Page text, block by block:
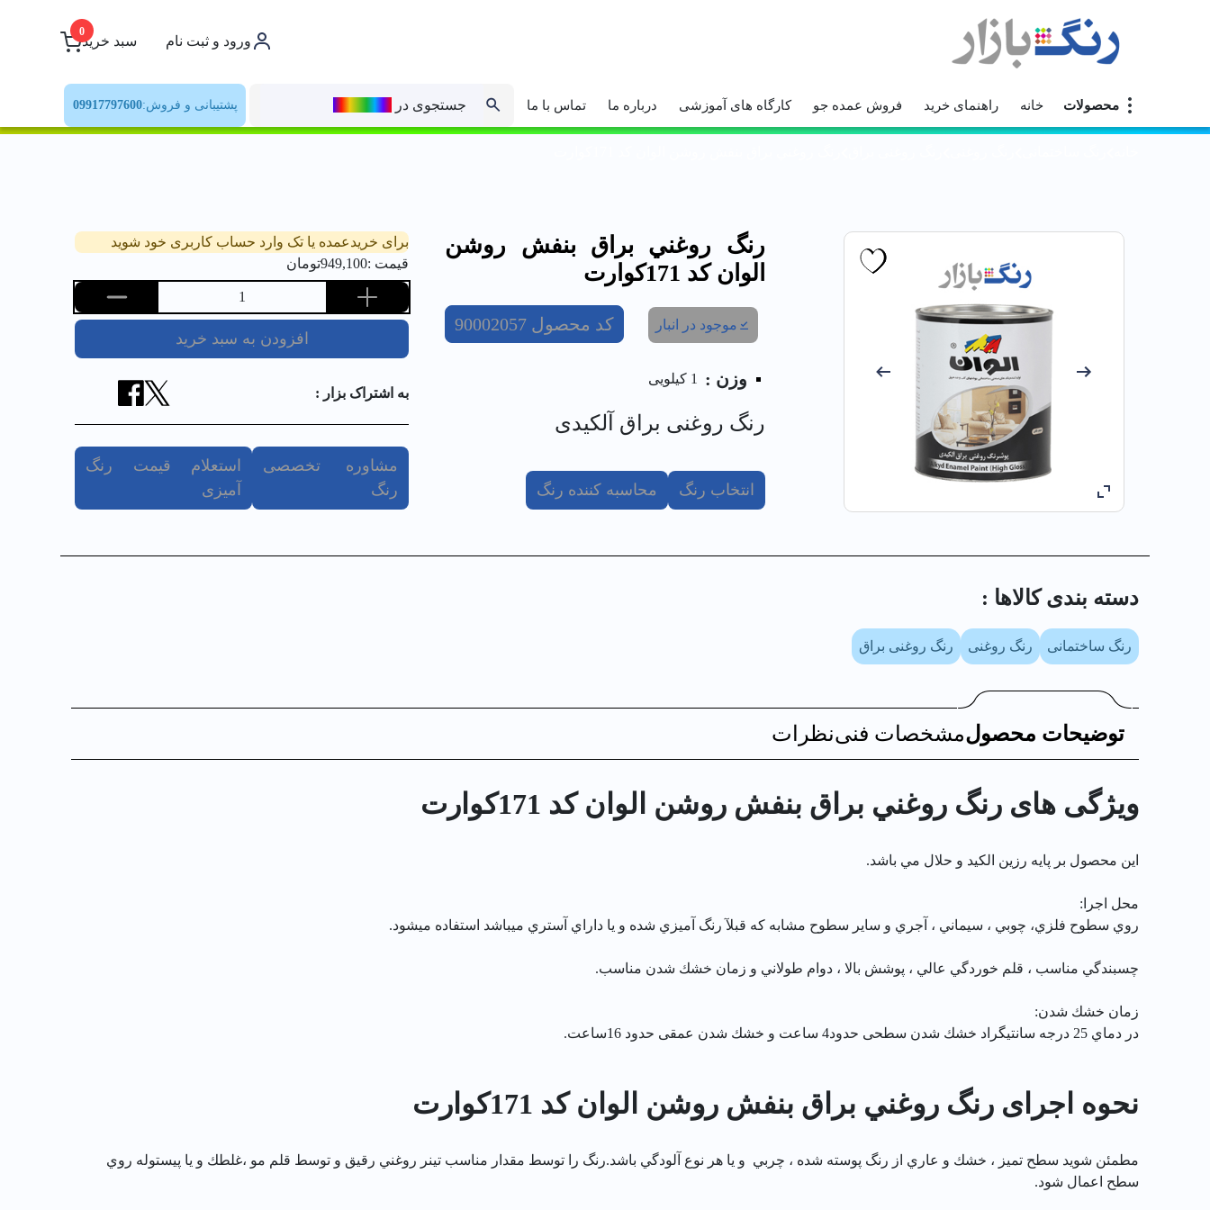
ورود و ثبت نام سبد خرید
0
محصولات خانه راهنمای خرید فروش عمده جو کارگاه های آموزشی درباره ما تماس با ما جستجوی در پشتیبانی و فروش:09917797600
رنگ روغني براق بنفش روشن
الوان کد 171كوارت
موجود در انبار کد محصول 90002057
وزن : 1 کیلویی
رنگ روغنی براق آلکیدی
انتخاب رنگ محاسبه کننده رنگ
برای خریدعمده یا تک وارد حساب کاربری خود شوید
قیمت :949,100تومان
1
افزودن به سبد خرید
به اشتراک بزار :
مشاوره تخصصی
رنگ
استعلام قیمت رنگ
آمیزی
دسته بندی کالا‌ها :
رنگ ساختمانی رنگ روغنی رنگ روغنی براق
توضیحات محصولمشخصات فنینظرات
ویژگی های رنگ روغني براق بنفش روشن الوان کد 171كوارت
اين محصول بر پايه رزين الكيد و حلال مي باشد.
محل اجرا:
روي سطوح فلزي، چوبي ، سيماني ، آجري و ساير سطوح مشابه كه قبلآ رنگ آميزي شده و يا داراي آستري ميباشد استفاده ميشود.
چسبندگي مناسب ، قلم خوردگي عالي ، پوشش بالا ، دوام طولاني و زمان خشك شدن مناسب.
زمان خشك شدن:
در دماي 25 درجه سانتيگراد خشك شدن سطحی حدود4 ساعت و خشك شدن عمقی حدود 16ساعت.
نحوه اجرای رنگ روغني براق بنفش روشن الوان کد 171كوارت
مطمئن شويد سطح تميز ، خشك و عاري از رنگ پوسته شده ، چربي و يا هر نوع آلودگي باشد.رنگ را توسط مقدار مناسب تينر روغني رقيق و توسط قلم مو ،غلطك و يا پيستوله روي
سطح اعمال شود.